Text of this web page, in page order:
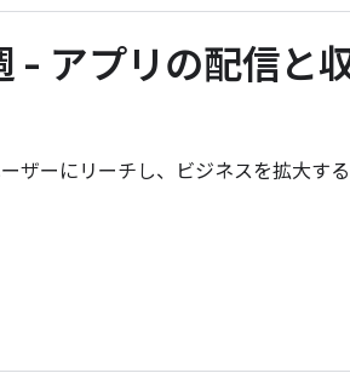
- アプリの配信と
ザーにリーチし、ビジネスを拡大す